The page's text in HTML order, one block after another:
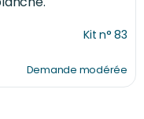
Kit n° 83
Demande modérée